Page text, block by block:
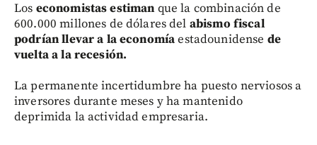
Los economistas estiman que la combinación de
600.000 millones de dólares del abismo fiscal
podrían llevar a la economíaestadounidense de
vuelta a la recesión.
La permanente incertidumbre ha puesto nerviosos a
inversores durante meses y ha mantenido
deprimida la actividad empresaria.